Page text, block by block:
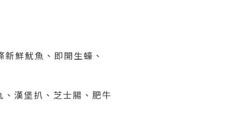
鮮魷魚、即開生蠔、
漢堡扒、芝士腸、肥牛